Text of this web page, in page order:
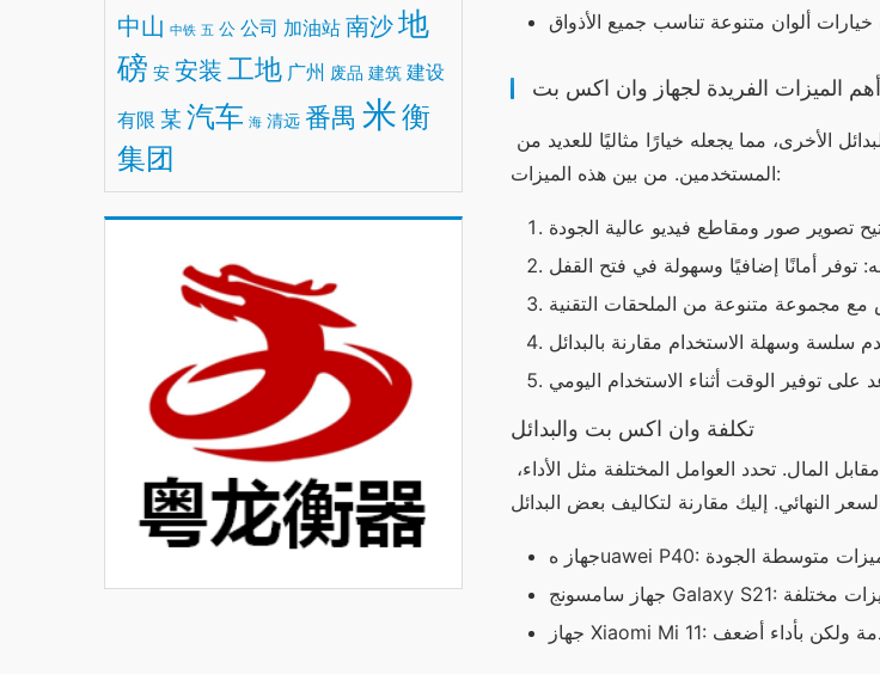
中山 中铁 五 公 公司 加油站 南沙地
磅 安 安装 工地 广州 废品 建筑 建设
有限 某 汽车 海 清远 番禺 米衡
集团
أهم الميزات الفريدة لجهاز وان اكس بت
المستخدمين. من بين هذه الميزات:
تكلفة وان اكس بت والبدائل